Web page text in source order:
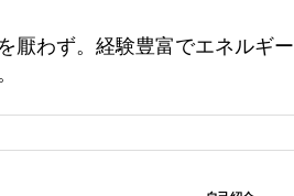
わず。経験豊富でエネルギー